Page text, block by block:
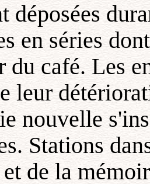
déposées
en séries
café. Les
leur
nouvelle
Stations
de la